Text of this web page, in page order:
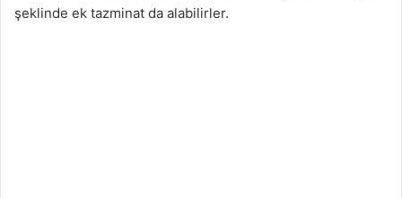
şeklinde ek tazminat da alabilirler.